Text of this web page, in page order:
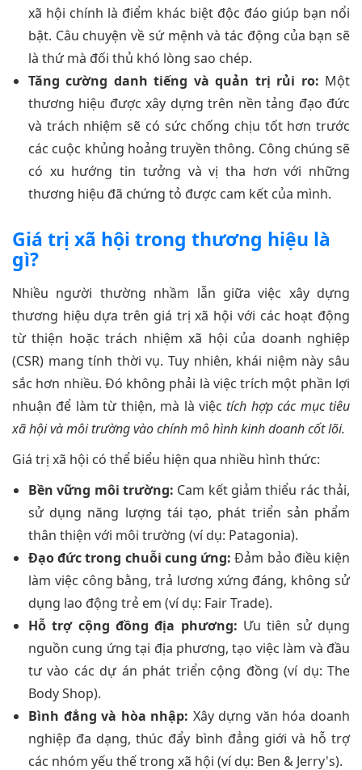
xã hội chính là điểm khác biệt độc đáo giúp bạn nổi
bật. Câu chuyện về sứ mệnh và tác động của bạn sẽ
là thứ mà đối thủ khó lòng sao chép.
Tăng cường danh tiếng và quản trị rủi ro: Một
thương hiệu được xây dựng trên nền tảng đạo đức
và trách nhiệm sẽ có sức chống chịu tốt hơn trước
các cuộc khủng hoảng truyền thông. Công chúng sẽ
có xu hướng tin tưởng và vị tha hơn với những
thương hiệu đã chứng tỏ được cam kết của mình.
Giá trị xã hội trong thương hiệu là
gì?
Nhiều người thường nhầm lẫn giữa việc xây dựng
thương hiệu dựa trên giá trị xã hội với các hoạt động
từ thiện hoặc trách nhiệm xã hội của doanh nghiệp
(CSR) mang tính thời vụ. Tuy nhiên, khái niệm này sâu
sắc hơn nhiều. Đó không phải là việc trích một phần lợi
nhuận để làm từ thiện, mà là việc tích hợp các mục tiêu
xã hội và môi trường vào chính mô hình kinh doanh cốt lõi.
Giá trị xã hội có thể biểu hiện qua nhiều hình thức:
Bền vững môi trường: Cam kết giảm thiểu rác thải,
sử dụng năng lượng tái tạo, phát triển sản phẩm
thân thiện với môi trường (ví dụ: Patagonia).
Đạo đức trong chuỗi cung ứng: Đảm bảo điều kiện
làm việc công bằng, trả lương xứng đáng, không sử
dụng lao động trẻ em (ví dụ: Fair Trade).
Hỗ trợ cộng đồng địa phương: Ưu tiên sử dụng
nguồn cung ứng tại địa phương, tạo việc làm và đầu
tư vào các dự án phát triển cộng đồng (ví dụ: The
Body Shop).
Bình đẳng và hòa nhập: Xây dựng văn hóa doanh
nghiệp đa dạng, thúc đẩy bình đẳng giới và hỗ trợ
các nhóm yếu thế trong xã hội (ví dụ: Ben & Jerry's).